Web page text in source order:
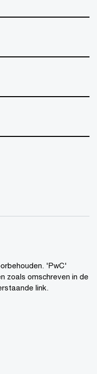
'PwC'
zoals omschreven in de
link.